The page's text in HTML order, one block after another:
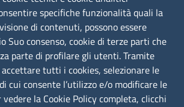
trasparente
specifiche funzionalità quali la
di contenuti, possono essere
Suo consenso, cookie di terze parti che
parte di profilare gli utenti. Tramite
tutti i cookies, selezionare le
cui consente l’utilizzo e/o modificare le
la Cookie Policy completa, clicchi